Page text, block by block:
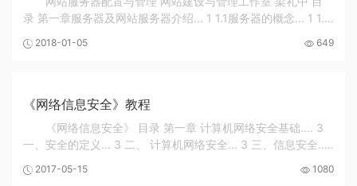
录 第一章服务器及网站服务器介绍... 1 1.1服务器的概念... 1 1.2
分... 2 1.3服务器特性... 5 ...
2018-01-05 649
《网络信息安全》教程
《网络信息安全》 目录 第一章 计算机网络安全基础.... 3
一、安全的定义... 3 二、 计算机网络安全... 3 三、信息安全...
状... 8 五、 网络安全的意识与...
2017-05-15 1080